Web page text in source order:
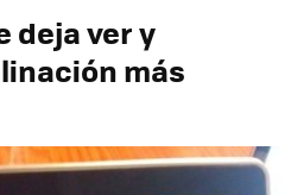
deja ver y
más